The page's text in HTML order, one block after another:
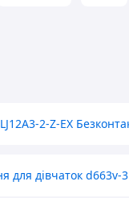
LJ12A3-2-Z-EX
для дівчаток d663v-3